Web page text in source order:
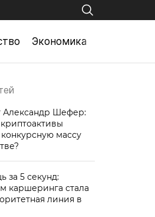
Экономика
Александр Шефер:
массу
за 5 секунд:
каршеринга стала
линия в